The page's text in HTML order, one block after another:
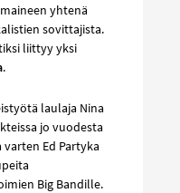
yhtenä
sovittajista.
liittyy yksi
.
laulaja Nina
jo vuodesta
Ed Partyka
Big Bandille.